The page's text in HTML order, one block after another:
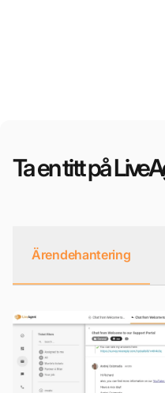
Ta en titt på
Ärendehantering